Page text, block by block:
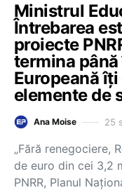
Ministrul
Întrebarea
proiecte
termina
Europeană
elemente de
Ana Moise 25
„Fără renegociere,
de euro din cei 3,2
PNRR, Planul